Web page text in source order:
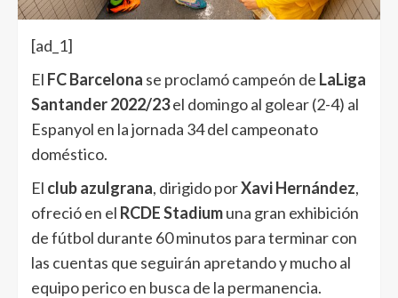
[ad_1]
El FC Barcelona se proclamó campeón de LaLiga
Santander 2022/23el domingo al golear (2-4) al
Espanyol en la jornada 34 del campeonato
doméstico.
El club azulgrana, dirigido porXavi Hernández,
ofreció en el RCDE Stadiumuna gran exhibición
de fútbol durante 60 minutos para terminar con
las cuentas que seguirán apretando y mucho al
equipo perico en busca de la permanencia.